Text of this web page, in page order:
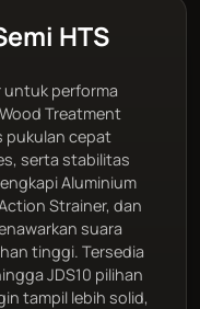
HTS
untuk performa
Treatment
pukulan cepat
serta stabilitas
Aluminium
Strainer, dan
suara
tinggi. Tersedia
JDS10 pilihan
tampil lebih solid,